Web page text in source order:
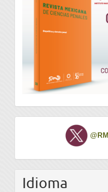
Twitter
Idioma